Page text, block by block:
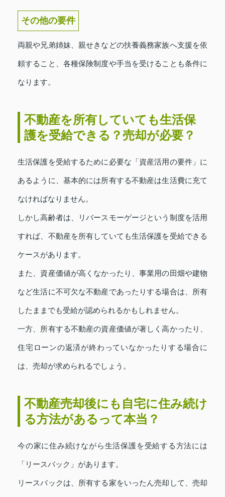
その他の要件
両親や兄弟姉妹、親せきなどの扶養義務家族へ支援を依
頼すること、各種保険制度や手当を受けることも条件に
なります。
不動産を所有していても生活保
護を受給できる？売却が必要？
生活保護を受給するために必要な「資産活用の要件」に
あるように、基本的には所有する不動産は生活費に充て
なければなりません。
しかし高齢者は、リバースモーゲージという制度を活用
すれば、不動産を所有していても生活保護を受給できる
ケースがあります。
また、資産価値が高くなかったり、事業用の田畑や建物
など生活に不可欠な不動産であったりする場合は、所有
したままでも受給が認められるかもしれません。
一方、所有する不動産の資産価値が著しく高かったり、
住宅ローンの返済が終わっていなかったりする場合に
は、売却が求められるでしょう。
不動産売却後にも自宅に住み続け
る方法があるって本当？
今の家に住み続けながら生活保護を受給する方法には
「リースバック」があります。
リースバックは、所有する家をいったん売却して、売却